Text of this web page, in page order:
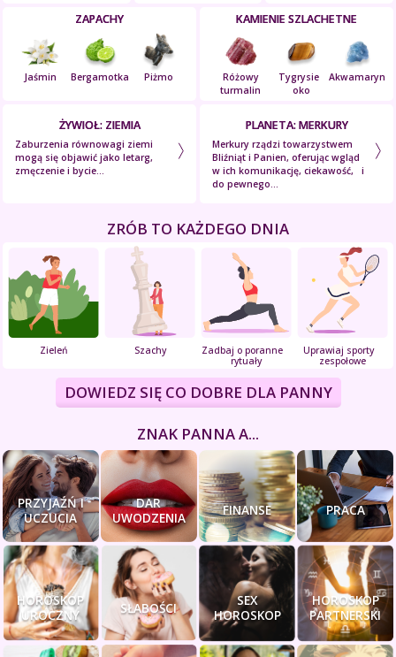
ŻYWIOŁ: ZIEMIA
Zaburzenia równowagi ziemi
mogą się objawić jako letarg,
zmęczenie i bycie...
PLANETA: MERKURY
Merkury rządzi towarzystwem
Bliźniąt i Panien, oferując wgląd
w ich komunikację, ciekawość, i
do pewnego...
ZAPACHY
Jaśmin Bergamotka Piżmo
KAMIENIE SZLACHETNE
Różowy
turmalin
Tygrysie
oko
Akwamaryn
ZRÓB TO KAŻDEGO DNIA
Zieleń Szachy
Zadbaj o poranne
rytuały
Uprawiaj sporty
zespołowe
DOWIEDZ SIĘ CO DOBRE DLA PANNY
ZNAK PANNA A...
PRZYJAŹŃ I
UCZUCIA
DAR
UWODZENIA
FINANSE PRACA
HOROSKOP
UROCZNY
SŁABOŚCI
SEX
HOROSKOP
HOROSKOP
PARTNERSKI